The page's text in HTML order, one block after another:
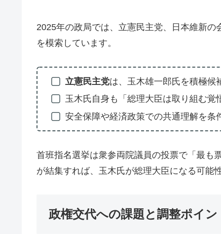
2025年の政局では、立憲民主党、日本維新
を模索しています。
立憲民主党は、玉木雄一郎氏を積極候
玉木氏自身も「総理大臣は取り組む覚
安全保障や経済政策での共通理解を条
首班指名選挙は衆参両院議員の投票で「最も
が結集すれば、玉木氏が総理大臣になる可能
政権交代への課題と調整ポイン